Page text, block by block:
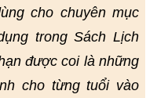
cho chuyên mục
trong Sách Lịch
được coi là những
cho từng tuổi vào